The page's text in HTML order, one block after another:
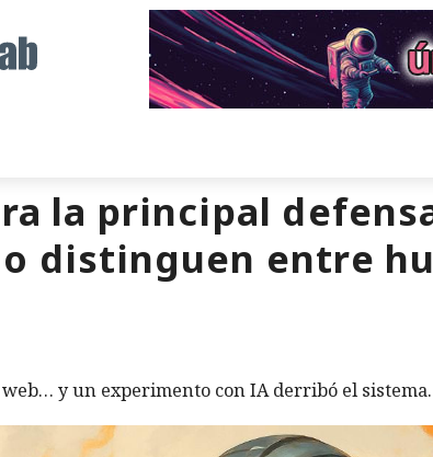
la principal
distinguen entre
y un experimento con IA derribó el sistema.